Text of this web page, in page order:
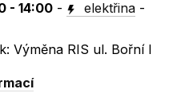
- 14:00 - elektřina -
Výměna RIS ul. Bořní I